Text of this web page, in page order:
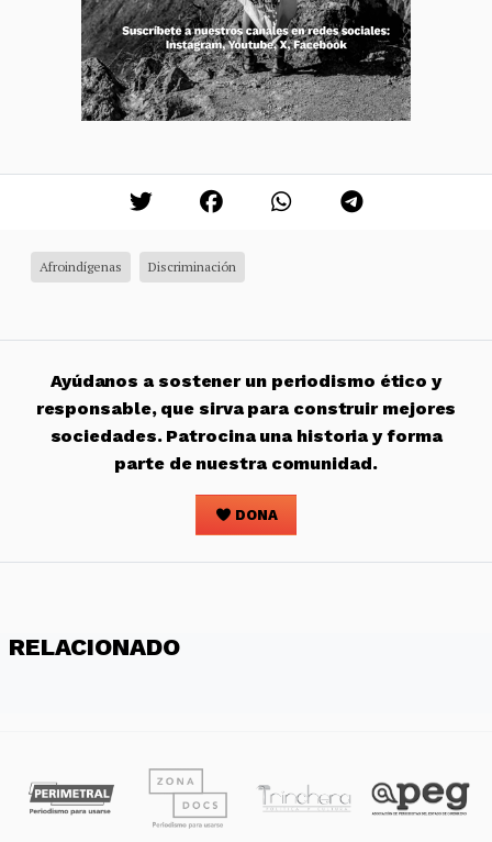
Afroindígenas Discriminación
Ayúdanos a sostener un periodismo ético y
responsable, que sirva para construir mejores
sociedades. Patrocina una historia y forma
parte de nuestra comunidad.
DONA
RELACIONADO